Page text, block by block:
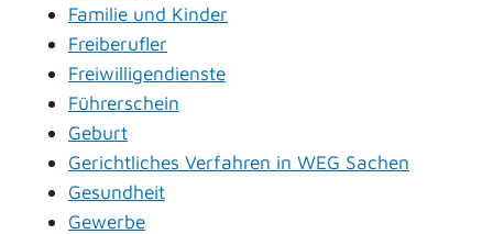
Familie und Kinder
Freiberufler
Freiwilligendienste
Führerschein
Geburt
Gerichtliches Verfahren in WEG Sachen
Gesundheit
Gewerbe